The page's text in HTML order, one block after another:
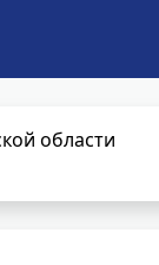
области